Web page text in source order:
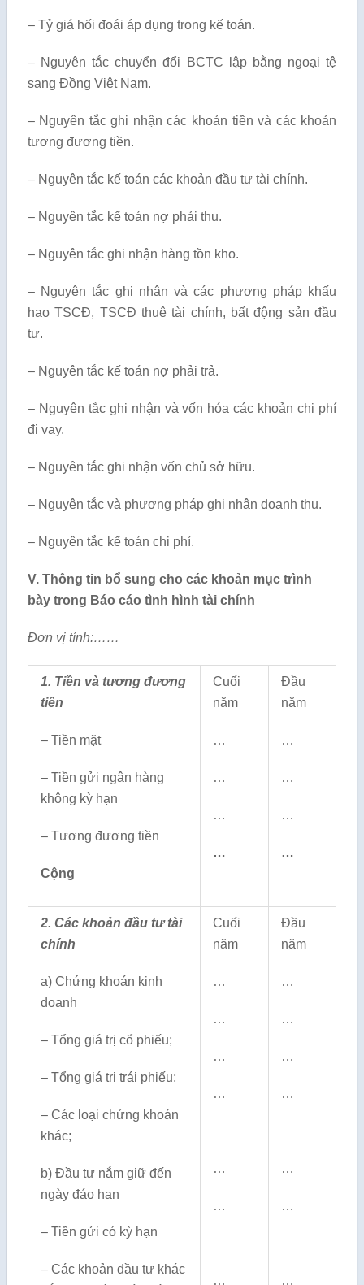
– Tỷ giá hối đoái áp dụng trong kế toán.
– Nguyên tắc chuyển đổi BCTC lập bằng ngoại tệ
sang Đồng Việt Nam.
– Nguyên tắc ghi nhận các khoản tiền và các khoản
tương đương tiền.
– Nguyên tắc kế toán các khoản đầu tư tài chính.
– Nguyên tắc kế toán nợ phải thu.
– Nguyên tắc ghi nhận hàng tồn kho.
– Nguyên tắc ghi nhận và các phương pháp khấu
hao TSCĐ, TSCĐ thuê tài chính, bất động sản đầu
tư.
– Nguyên tắc kế toán nợ phải trả.
– Nguyên tắc ghi nhận và vốn hóa các khoản chi phí
đi vay.
– Nguyên tắc ghi nhận vốn chủ sở hữu.
– Nguyên tắc và phương pháp ghi nhận doanh thu.
– Nguyên tắc kế toán chi phí.
V. Thông tin bổ sung cho các khoản mục trình
bày trong Báo cáo tình hình tài chính
Đơn vị tính:……
1. Tiền và tương đương
tiền
– Tiền mặt
– Tiền gửi ngân hàng
không kỳ hạn
– Tương đương tiền
Cộng
Cuối
năm
…
…
…
…
Đầu
năm
…
…
…
…
2. Các khoản đầu tư tài
chính
a) Chứng khoán kinh
doanh
– Tổng giá trị cổ phiếu;
– Tổng giá trị trái phiếu;
– Các loại chứng khoán
khác;
b) Đầu tư nắm giữ đến
ngày đáo hạn
– Tiền gửi có kỳ hạn
– Các khoản đầu tư khác
Cuối
năm
…
…
…
…
…
…
…
Đầu
năm
…
…
…
…
…
…
…